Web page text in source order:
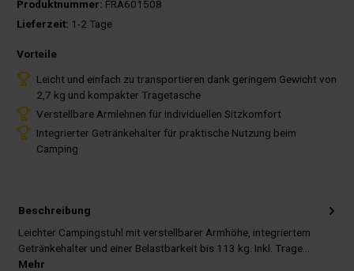
Produktnummer: FRA601508
Lieferzeit: 1-2 Tage
Vorteile
Leicht und einfach zu transportieren dank geringem Gewicht von
2,7 kg und kompakter Tragetasche
Verstellbare Armlehnen für individuellen Sitzkomfort
Integrierter Getränkehalter für praktische Nutzung beim
Camping
Beschreibung
Leichter Campingstuhl mit verstellbarer Armhöhe, integriertem
Getränkehalter und einer Belastbarkeit bis 113 kg. Inkl. Trage…
Mehr